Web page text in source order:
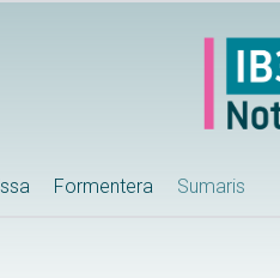
Formentera Sumaris